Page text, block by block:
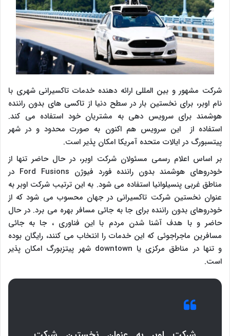
شرکت مشهور و بین المللی ارائه دهنده خدمات تاکسیرانی شهری با
نام اوبر، برای نخستین بار در سطح دنیا از تاکسی های بدون راننده
هوشمند برای سرویس دهی به مشتریان خود استفاده می کند.
استفاده از این سرویس هم اکنون به صورت محدود و در شهر
پیتسبورگ در ایالات متحده آمریکا امکان پذیر است.
بر اساس اعلام رسمی مسئولان شرکت اوبر، در حال حاضر تنها از
خودروهای هوشمند بدون راننده فورد فیوژن Ford Fusions در
مناطق غربی پنسیلوانیا استفاده می شود. به این ترتیب شرکت اوبر به
عنوان نخستین شرکت تاکسیرانی در جهان محسوب می شود که از
خودروهای بدون راننده برای جا به جائی مسافر بهره می برد. در حال
حاضر و با هدف آشنا شدن مردم با این فناوری ، جا به جائی
مسافرین ماجراجوئی که این خدمات را انتخاب می کنند، رایگان بوده
و تنها در مناطق مرکزی یا downtown شهر پیتزبورگ امکان پذیر
است.